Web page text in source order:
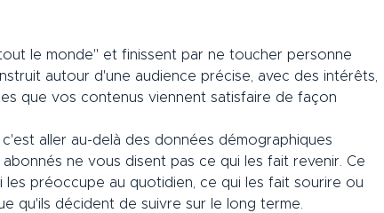
le monde" et finissent par ne toucher personne
autour d'une audience précise, avec des intérêts,
que vos contenus viennent satisfaire de façon
aller au-delà des données démographiques
ne vous disent pas ce qui les fait revenir. Ce
préoccupe au quotidien, ce qui les fait sourire ou
qu'ils décident de suivre sur le long terme.